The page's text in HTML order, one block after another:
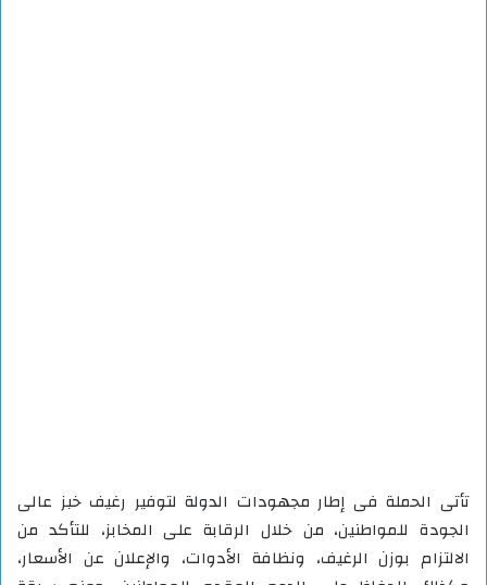
تأتى الحملة فى إطار مجهودات الدولة لتوفير رغيف خبز عالى
الجودة للمواطنين، من خلال الرقابة على المخابز، للتأكد من
الالتزام بوزن الرغيف، ونظافة الأدوات، والإعلان عن الأسعار،